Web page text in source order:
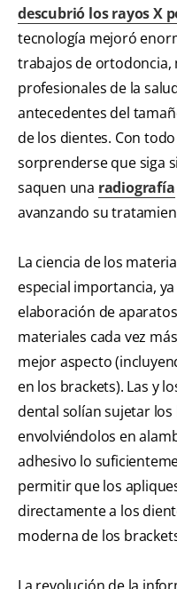
descubrió los rayos X
tecnología mejoró
trabajos de ortodoncia,
profesionales de la
antecedentes del
de los dientes. Con
sorprenderse que siga
saquen una radiografía
avanzando su
La ciencia de los
especial importancia,
elaboración de
materiales cada vez
mejor aspecto
en los brackets). Las y
dental solían sujetar
envolviéndolos en
adhesivo lo
permitir que los
directamente a los
moderna de los